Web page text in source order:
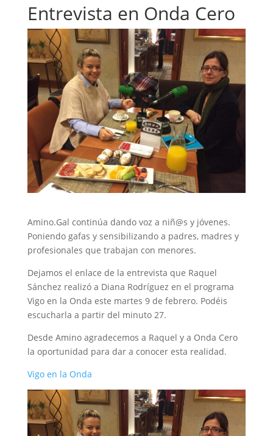
Entrevista en Onda Cero
Amino.Gal continúa dando voz a niñ@s y jóvenes.
Poniendo gafas y sensibilizando a padres, madres y
profesionales que trabajan con menores.
Dejamos el enlace de la entrevista que Raquel
Sánchez realizó a Diana Rodríguez en el programa
Vigo en la Onda este martes 9 de febrero. Podéis
escucharla a partir del minuto 27.
Desde Amino agradecemos a Raquel y a Onda Cero
la oportunidad para dar a conocer esta realidad.
Vigo en la Onda